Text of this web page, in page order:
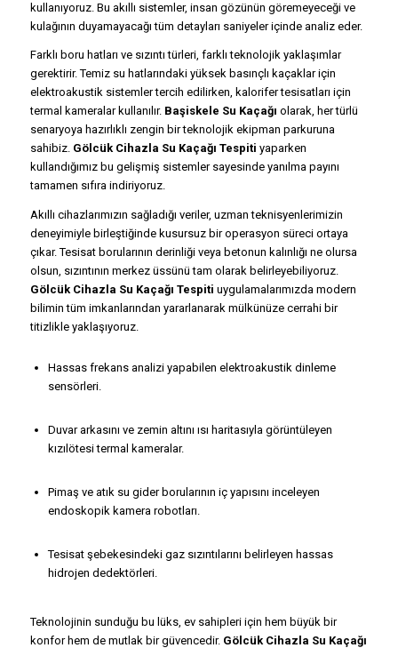
kullanıyoruz. Bu akıllı sistemler, insan gözünün göremeyeceği ve
kulağının duyamayacağı tüm detayları saniyeler içinde analiz eder.
Farklı boru hatları ve sızıntı türleri, farklı teknolojik yaklaşımlar
gerektirir. Temiz su hatlarındaki yüksek basınçlı kaçaklar için
elektroakustik sistemler tercih edilirken, kalorifer tesisatları için
termal kameralar kullanılır. Başiskele Su Kaçağı olarak, her türlü
senaryoya hazırlıklı zengin bir teknolojik ekipman parkuruna
sahibiz. Gölcük Cihazla Su Kaçağı Tespiti yaparken
kullandığımız bu gelişmiş sistemler sayesinde yanılma payını
tamamen sıfıra indiriyoruz.
Akıllı cihazlarımızın sağladığı veriler, uzman teknisyenlerimizin
deneyimiyle birleştiğinde kusursuz bir operasyon süreci ortaya
çıkar. Tesisat borularının derinliği veya betonun kalınlığı ne olursa
olsun, sızıntının merkez üssünü tam olarak belirleyebiliyoruz.
Gölcük Cihazla Su Kaçağı Tespiti uygulamalarımızda modern
bilimin tüm imkanlarından yararlanarak mülkünüze cerrahi bir
titizlikle yaklaşıyoruz.
Hassas frekans analizi yapabilen elektroakustik dinleme
sensörleri.
Duvar arkasını ve zemin altını ısı haritasıyla görüntüleyen
kızılötesi termal kameralar.
Pimaş ve atık su gider borularının iç yapısını inceleyen
endoskopik kamera robotları.
Tesisat şebekesindeki gaz sızıntılarını belirleyen hassas
hidrojen dedektörleri.
Teknolojinin sunduğu bu lüks, ev sahipleri için hem büyük bir
konfor hem de mutlak bir güvencedir. Gölcük Cihazla Su Kaçağı